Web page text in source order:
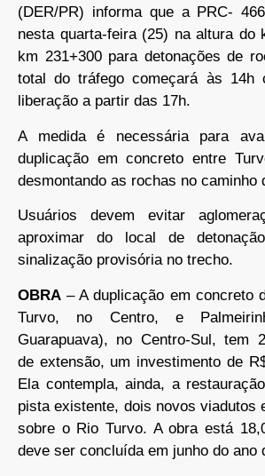
(DER/PR) informa que a PRC-
nesta quarta-feira (25) na altura do
km 231+300 para detonações de
total do tráfego começará às 14h
liberação a partir das 17h.
A medida é necessária para
duplicação em concreto entre
desmontando as rochas no caminho
Usuários devem evitar
aproximar do local de
sinalização provisória no trecho.
OBRA– A duplicação em concreto
Turvo, no Centro, e
Guarapuava), no Centro-Sul, tem
de extensão, um investimento de
Ela contempla, ainda, a
pista existente, dois novos viadutos
sobre o Rio Turvo. A obra está
deve ser concluída em junho do ano